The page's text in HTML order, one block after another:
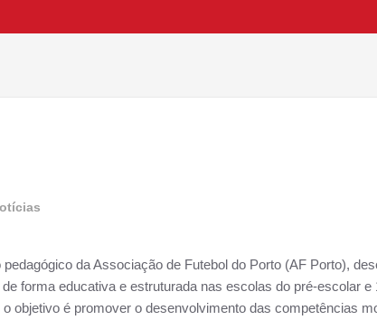
da Associação de Futebol do Porto (AF Porto),
forma educativa e estruturada nas escolas do pré-escolar e
objetivo é promover o desenvolvimento das competências